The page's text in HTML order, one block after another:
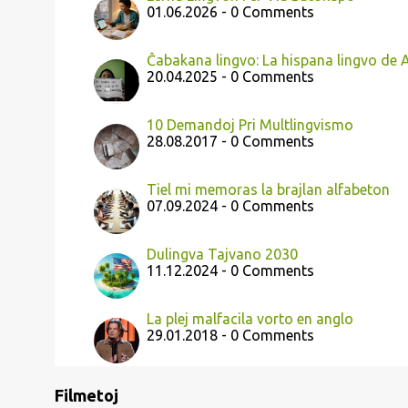
01.06.2026 - 0 Comments
Ĉabakana lingvo: La hispana lingvo de
20.04.2025 - 0 Comments
10 Demandoj Pri Multlingvismo
28.08.2017 - 0 Comments
Tiel mi memoras la brajlan alfabeton
07.09.2024 - 0 Comments
Dulingva Tajvano 2030
11.12.2024 - 0 Comments
La plej malfacila vorto en anglo
29.01.2018 - 0 Comments
Filmetoj